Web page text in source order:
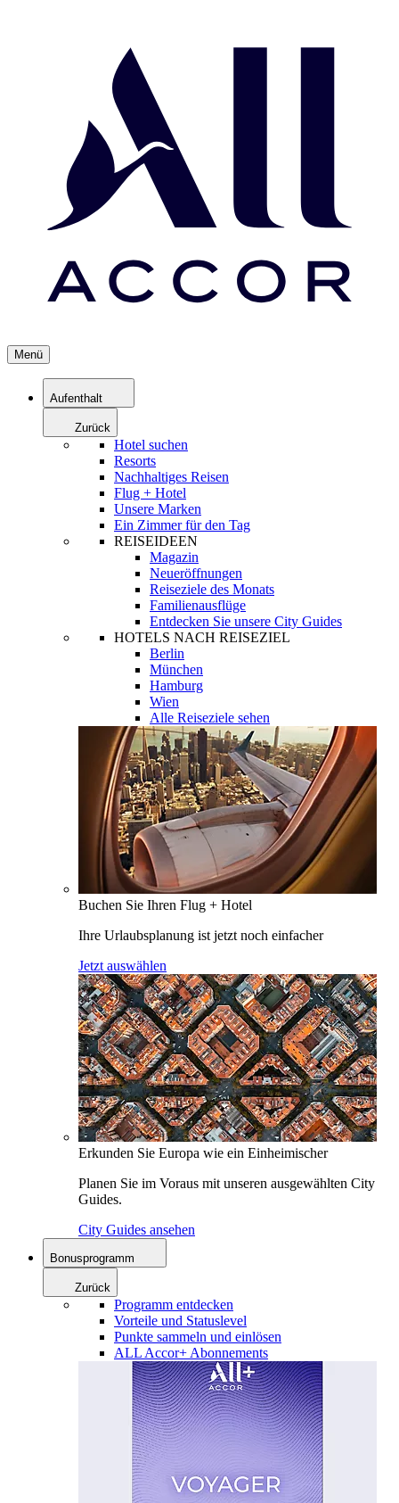
Menü
Aufenthalt
Zurück
Hotel suchen
Resorts
Nachhaltiges Reisen
Flug + Hotel
Unsere Marken
Ein Zimmer für den Tag
REISEIDEEN
Magazin
Neueröffnungen
Reiseziele des Monats
Familienausflüge
Entdecken Sie unsere City Guides
HOTELS NACH REISEZIEL
Berlin
München
Hamburg
Wien
Alle Reiseziele sehen
Buchen Sie Ihren Flug + Hotel
Ihre Urlaubsplanung ist jetzt noch einfacher
Jetzt auswählen
Erkunden Sie Europa wie ein Einheimischer
Planen Sie im Voraus mit unseren ausgewählten City
Guides.
City Guides ansehen
Bonusprogramm
Zurück
Programm entdecken
Vorteile und Statuslevel
Punkte sammeln und einlösen
ALL Accor+ Abonnements